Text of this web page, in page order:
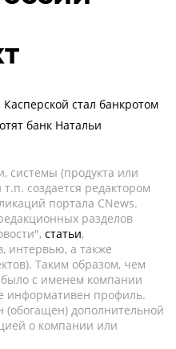
стал банкротом
банк Натальи
системы (продукта или
создается редактором
портала CNews.
разделов
статьи,
интервью, а также
Таким образом, чем
с именем компании
информативен профиль.
дополнительной
о компании или